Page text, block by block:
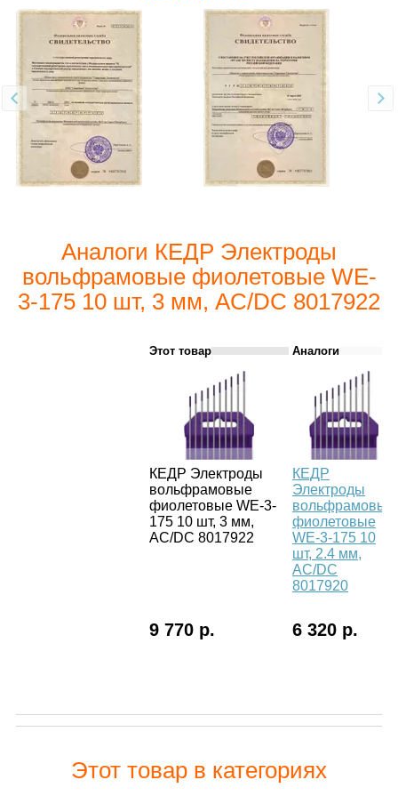
Аналоги КЕДР Электроды
вольфрамовые фиолетовые WE-
3-175 10 шт, 3 мм, AC/DC 8017922
Этот товар Аналоги
КЕДР Электроды
вольфрамовые
фиолетовые WE-3-
175 10 шт, 3 мм,
AC/DC 8017922
КЕДР
Электроды
вольфрамовые
фиолетовые
WE-3-175 10
шт, 2.4 мм,
AC/DC
8017920
9 770 р. 6 320 р.
Этот товар в категориях